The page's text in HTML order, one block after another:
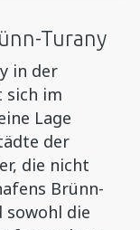
Turany
in der
sich im
Lage
der
die nicht
Brünn-
sowohl die